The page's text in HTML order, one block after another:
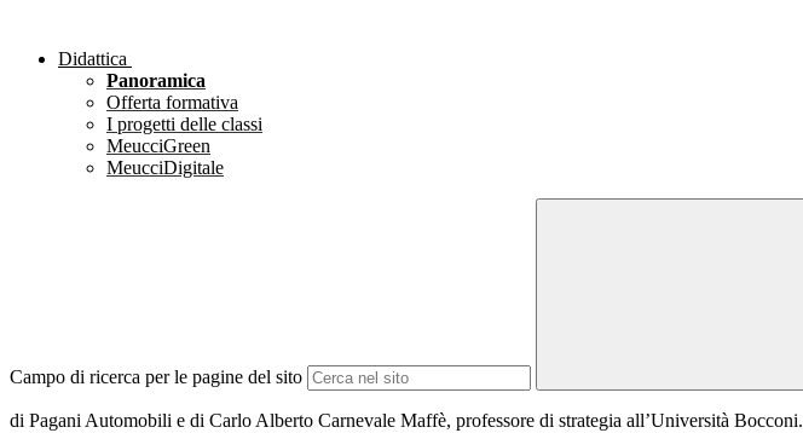
Didattica
Panoramica
Offerta formativa
I progetti delle classi
MeucciGreen
MeucciDigitale
Campo di ricerca per le pagine del sito
di Pagani Automobili e di Carlo Alberto Carnevale Maffè, professore di strategia all’Università Bocconi.